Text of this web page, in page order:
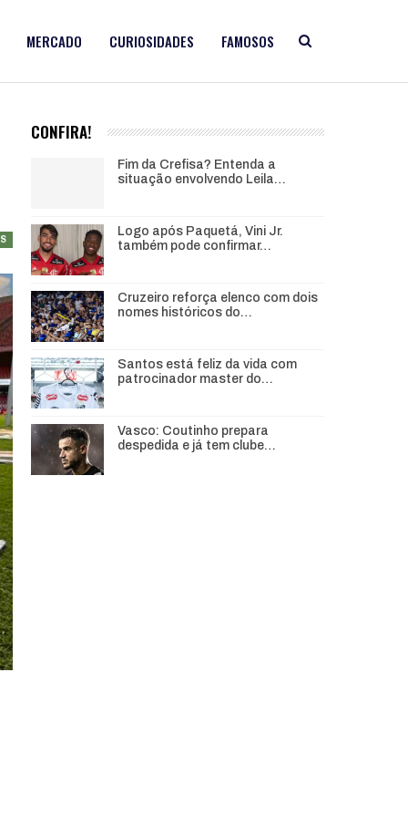
MERCADO CURIOSIDADES FAMOSOS
CONFIRA!
Fim da Crefisa? Entenda a
situação envolvendo Leila…
Logo após Paquetá, Vini Jr.
também pode confirmar…
Cruzeiro reforça elenco com dois
nomes históricos do…
Santos está feliz da vida com
patrocinador master do…
Vasco: Coutinho prepara
despedida e já tem clube…